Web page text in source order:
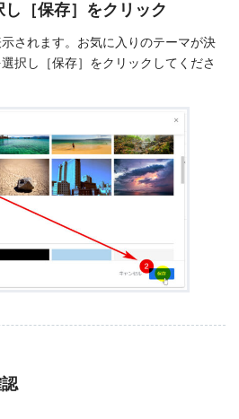
［保存］をクリック
されます。お気に入りのテーマが決
択し［保存］をクリックしてくださ